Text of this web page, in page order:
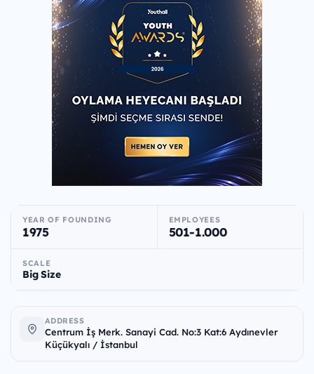
YEAR OF FOUNDING
1975
EMPLOYEES
501-1.000
SCALE
Big Size
ADDRESS
Centrum İş Merk. Sanayi Cad. No:3 Kat:6 Aydınevler
Küçükyalı / İstanbul